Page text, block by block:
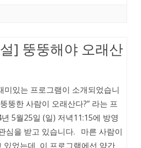
] 뚱뚱해야 오래산
미있는 프로그램이 소개되었습니
뚱한 사람이 오래산다?” 라는 프
5월25일 (일) 저녁11:15에 방영
심을 받고 있습니다. 마른 사람이
있었는데 이 프로그램에선 약간